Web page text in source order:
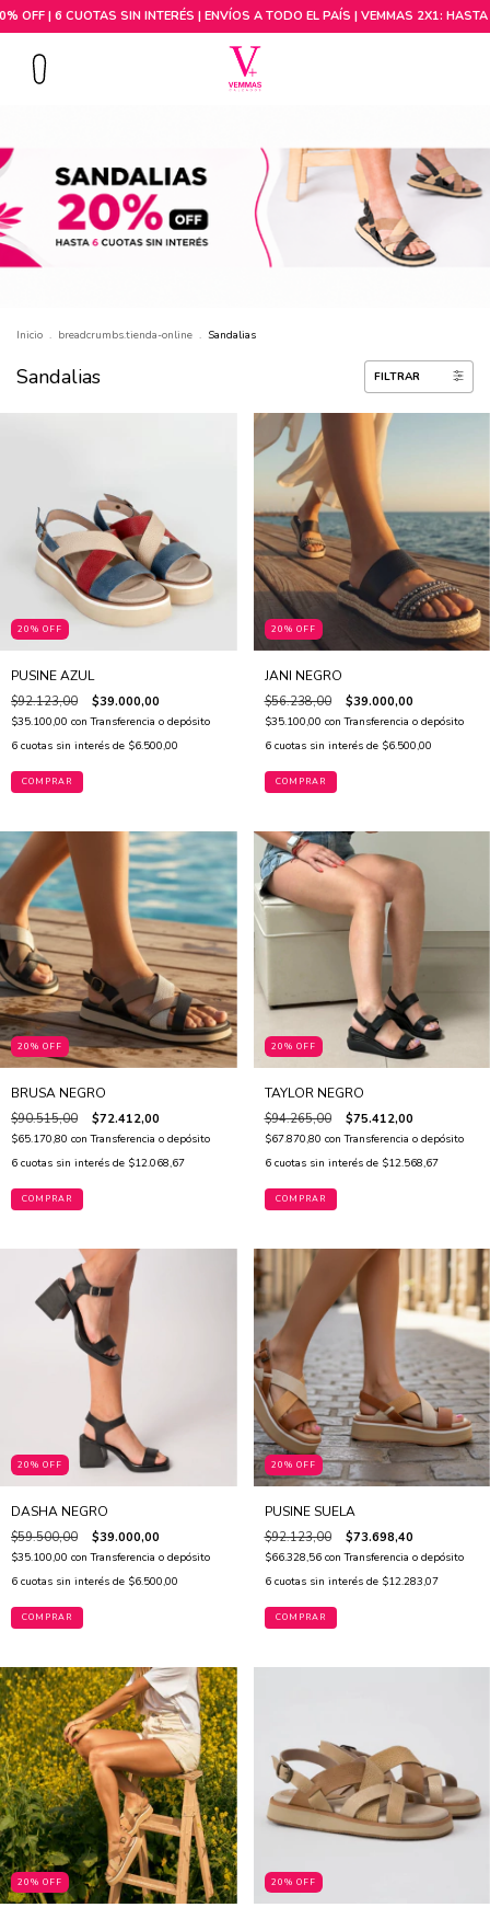
Comprar por talle
Inicio . breadcrumbs.tienda-online . Sandalias
Sandalias FILTRAR
20% OFF
PUSINE AZUL
$92.123,00 $39.000,00
$35.100,00 con Transferencia o depósito
6 cuotas sin interés de $6.500,00
COMPRAR
20% OFF
JANI NEGRO
$56.238,00 $39.000,00
$35.100,00 con Transferencia o depósito
6 cuotas sin interés de $6.500,00
COMPRAR
20% OFF
BRUSA NEGRO
$90.515,00 $72.412,00
$65.170,80 con Transferencia o depósito
6 cuotas sin interés de $12.068,67
COMPRAR
20% OFF
TAYLOR NEGRO
$94.265,00 $75.412,00
$67.870,80 con Transferencia o depósito
6 cuotas sin interés de $12.568,67
COMPRAR
20% OFF
DASHA NEGRO
$59.500,00 $39.000,00
$35.100,00 con Transferencia o depósito
6 cuotas sin interés de $6.500,00
COMPRAR
20% OFF
PUSINE SUELA
$92.123,00 $73.698,40
$66.328,56 con Transferencia o depósito
6 cuotas sin interés de $12.283,07
COMPRAR
20% OFF 20% OFF